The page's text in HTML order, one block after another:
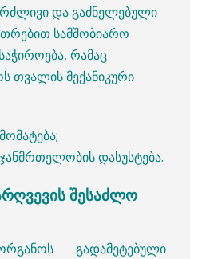
და გაძნელებული
სამშობიარო
რამაც
თვალის მექანიკური
დასუსტება.
შესაძლო
გადამეტებული